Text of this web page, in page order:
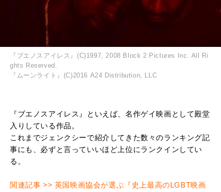
『ブエノスアイレス』(C)1997, 2008 Block 2 Pictures Inc. All Ri
ghts Reserved.
『ムーンライト』(C)2016 A24 Distribution, LLC
『ブエノスアイレス』といえば、名作ゲイ映画として殿堂
入りしている作品。
これまでジェンクシーで紹介してきた数々のランキング記
事にも、必ずと言っていいほど上位にランクインしてい
る。
関連記事 >> 英国映画協会が選ぶ『史上最高のLGBT映画